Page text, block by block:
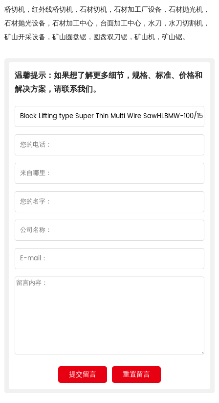
桥切机，红外线桥切机，石材切机，石材加工厂设备，石材抛光机，
石材抛光设备，石材加工中心，台面加工中心，水刀，水刀切割机，
矿山开采设备，矿山圆盘锯，圆盘双刀锯，矿山机，矿山锯。
温馨提示：如果想了解更多细节，规格、标准、价格和
解决方案，请联系我们。